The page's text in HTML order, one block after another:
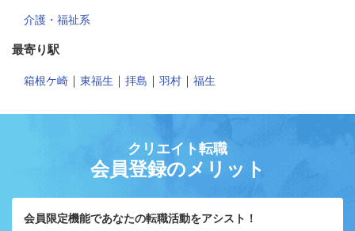
介護・福祉系
最寄り駅
箱根ケ崎 ｜ 東福生 ｜ 拝島 ｜ 羽村 ｜ 福生
クリエイト転職
会員登録のメリット
会員限定機能であなたの転職活動をアシスト！